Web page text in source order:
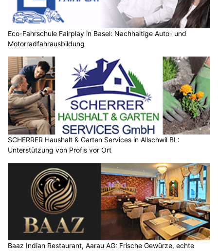
Eco-Fahrschule Fairplay in Basel: Nachhaltige Auto- und
Motorradfahrausbildung
SCHERRER Haushalt & Garten Services in Allschwil BL:
Unterstützung von Profis vor Ort
Baaz Indian Restaurant, Aarau AG: Frische Gewürze, echte